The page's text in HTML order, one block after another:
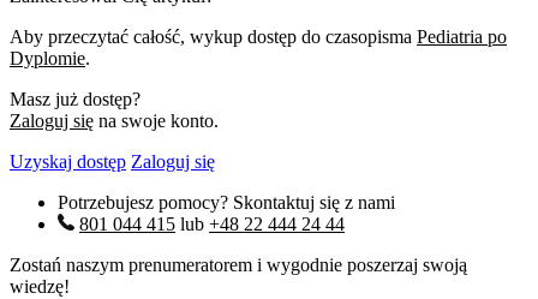
Aby przeczytać całość, wykup dostęp do czasopisma Pediatria po
Dyplomie.
Masz już dostęp?
Zaloguj się na swoje konto.
Uzyskaj dostęp Zaloguj się
Potrzebujesz pomocy? Skontaktuj się z nami
801 044 415 lub +48 22 444 24 44
Zostań naszym prenumeratorem i wygodnie poszerzaj swoją
wiedzę!